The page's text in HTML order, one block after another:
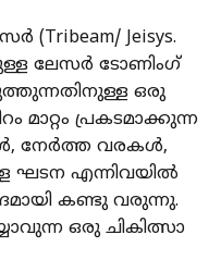
(Tribeam/ Jeisys.
ലേസർ ടോണിംഗ്
ഒരു
മാറ്റം പ്രകടമാക്കുന്ന
നേർത്ത വരകൾ,
ഘടന എന്നിവയിൽ
കണ്ടു വരുന്നു.
ഒരു ചികിത്സാ